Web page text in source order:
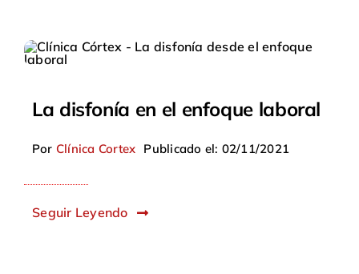
La disfonía en el enfoque laboral
Por Clínica Cortex Publicado el: 02/11/2021
Seguir Leyendo